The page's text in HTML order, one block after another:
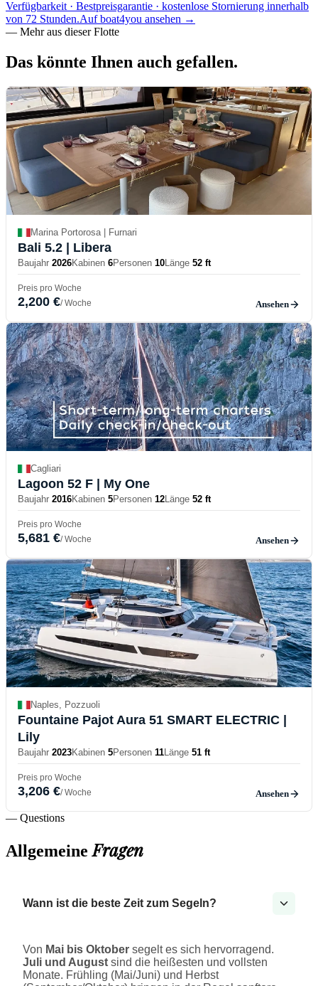
Verfügbarkeit · Bestpreisgarantie · kostenlose Stornierung innerhalb
von 72 Stunden.Auf boat4you ansehen →
— Mehr aus dieser Flotte
Das könnte Ihnen auch gefallen.
Marina Portorosa | Furnari
Bali 5.2 | Libera
Baujahr 2026Kabinen 6Personen 10Länge 52 ft
Preis pro Woche
2,200 €/ Woche Ansehen
Cagliari
Lagoon 52 F | My One
Baujahr 2016Kabinen 5Personen 12Länge 52 ft
Preis pro Woche
5,681 €/ Woche Ansehen
Naples, Pozzuoli
Fountaine Pajot Aura 51 SMART ELECTRIC |
Lily
Baujahr 2023Kabinen 5Personen 11Länge 51 ft
Preis pro Woche
3,206 €/ Woche Ansehen
— Questions
AllgemeineFragen
Wann ist die beste Zeit zum Segeln?
Von Mai bis Oktober segelt es sich hervorragend.
Juli und August sind die heißesten und vollsten
Monate. Frühling (Mai/Juni) und Herbst